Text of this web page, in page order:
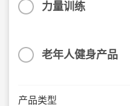
力量训练
老年人健身产品
产品类型